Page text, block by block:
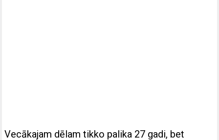
Vecākajam dēlam tikko palika 27 gadi, bet